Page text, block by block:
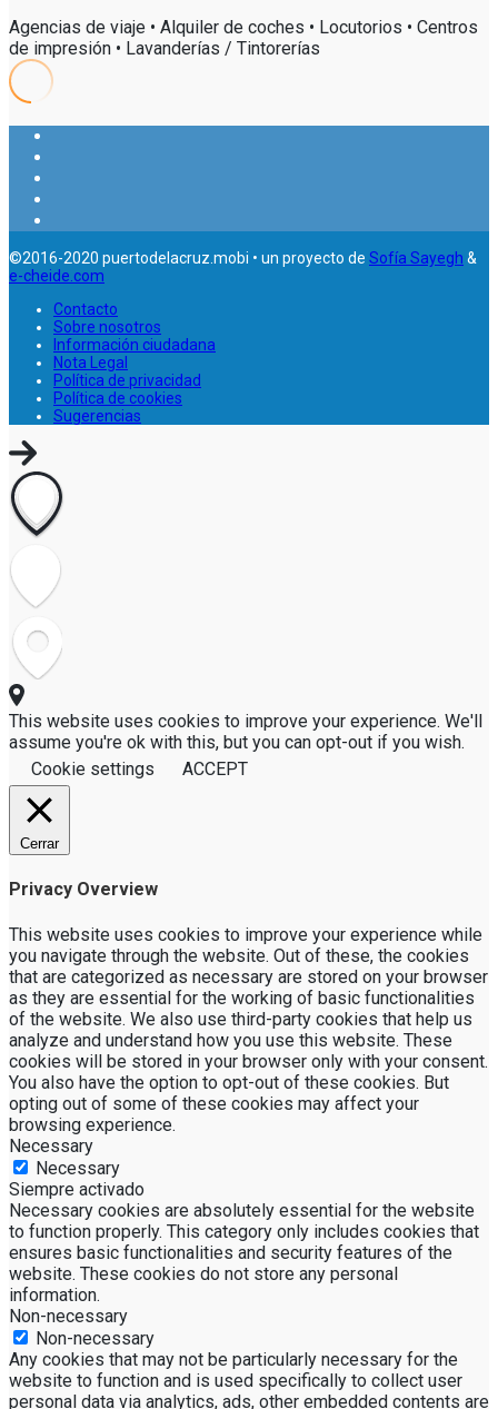
Agencias de viaje • Alquiler de coches • Locutorios • Centros
de impresión • Lavanderías / Tintorerías
puertodelacruzmobi
en
Facebook
de
puertomobi
en
Twitter
de
puertomobi
en
Instagram
perfil
de
UCeA6mG6SpTxQpcNSb-
xlMxQ
en
YouTube
Ver
perfil
de
104141103891742671767
en
Google+
©2016-2020 puertodelacruz.mobi • un proyecto de Sofía Sayegh &
e-cheide.com
Contacto
Sobre nosotros
Información ciudadana
Nota Legal
Política de privacidad
Política de cookies
Sugerencias
This website uses cookies to improve your experience. We'll
assume you're ok with this, but you can opt-out if you wish.
Cookie settings
ACCEPT
Cerrar
Privacy Overview
This website uses cookies to improve your experience while
you navigate through the website. Out of these, the cookies
that are categorized as necessary are stored on your browser
as they are essential for the working of basic functionalities
of the website. We also use third-party cookies that help us
analyze and understand how you use this website. These
cookies will be stored in your browser only with your consent.
You also have the option to opt-out of these cookies. But
opting out of some of these cookies may affect your
browsing experience.
Necessary
Necessary
Siempre activado
Necessary cookies are absolutely essential for the website
to function properly. This category only includes cookies that
ensures basic functionalities and security features of the
website. These cookies do not store any personal
information.
Non-necessary
Non-necessary
Any cookies that may not be particularly necessary for the
website to function and is used specifically to collect user
personal data via analytics, ads, other embedded contents are